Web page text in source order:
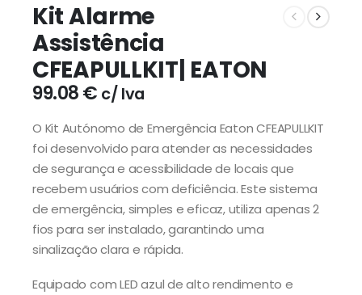
Kit Alarme
Assistência
CFEAPULLKIT| EATON
99.08€ c/ Iva
O Kit Autónomo de Emergência Eaton CFEAPULLKIT
foi desenvolvido para atender as necessidades
de segurança e acessibilidade de locais que
recebem usuários com deficiência. Este sistema
de emergência, simples e eficaz, utiliza apenas 2
fios para ser instalado, garantindo uma
sinalização clara e rápida.
Equipado com LED azul de alto rendimento e